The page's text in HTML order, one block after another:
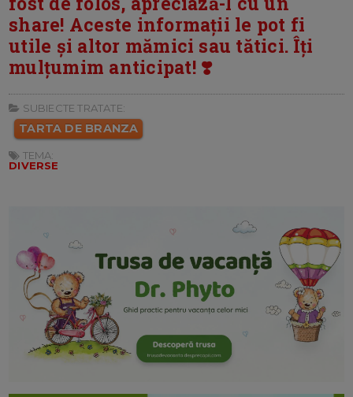
share! Aceste informații le pot fi
utile și altor mămici sau tătici. Îți
mulțumim anticipat! ❣️
SUBIECTE TRATATE:
TARTA DE BRANZA
TEMA:
DIVERSE